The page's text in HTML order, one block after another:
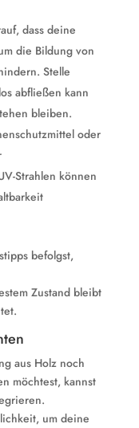
dass deine
die Bildung von
Stelle
abfließen kann
bleiben.
oder
Strahlen können
befolgst,
Zustand bleibt
aus Holz noch
möchtest, kannst
um deine